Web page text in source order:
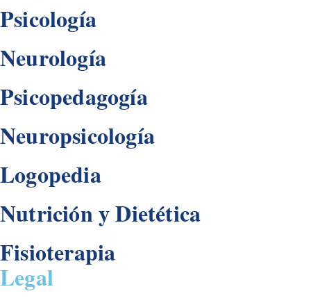
Psicología
Neurología
Psicopedagogía
Neuropsicología
Logopedia
Nutrición y Dietética
Fisioterapia
Legal